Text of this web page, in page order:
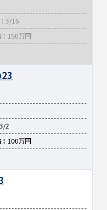
3/16
150万円
3/2
100万円